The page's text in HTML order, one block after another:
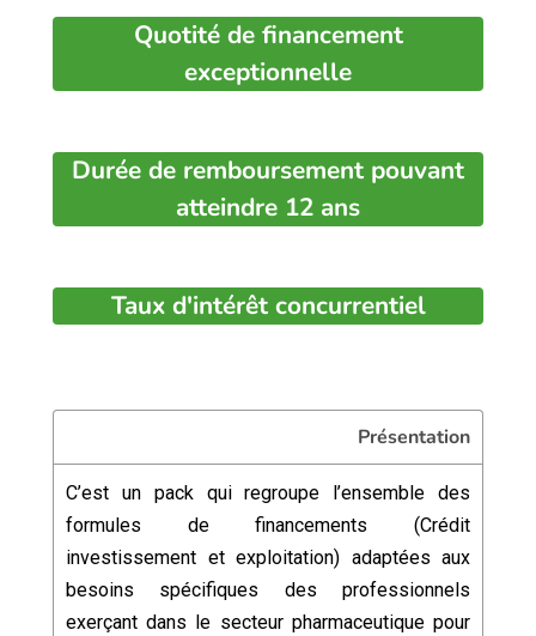
Quotité de financement
exceptionnelle
Durée de remboursement pouvant
atteindre 12 ans
Taux d'intérêt concurrentiel
Présentation
C’est un pack qui regroupe l’ensemble des
formules de financements (Crédit
investissement et exploitation) adaptées aux
besoins spécifiques des professionnels
exerçant dans le secteur pharmaceutique pour